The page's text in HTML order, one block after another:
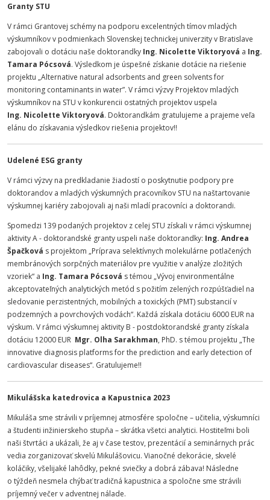
Granty STU
V rámci Grantovej schémy na podporu excelentných tímov mladých
výskumníkov v podmienkach Slovenskej technickej univerzity v Bratislave
zabojovali o dotáciu naše doktorandky Ing. Nicolette Viktoryová a Ing.
Tamara Pócsová. Výsledkom je úspešné získanie dotácie na riešenie
projektu „Alternative natural adsorbents and green solvents for
monitoring contaminants in water”. V rámci výzvy Projektov mladých
výskumníkov na STU v konkurencii ostatných projektov uspela
Ing. Nicolette Viktoryová. Doktorandkám gratulujeme a prajeme veľa
elánu do získavania výsledkov riešenia projektov!!
Udelené ESG granty
V rámci výzvy na predkladanie žiadostí o poskytnutie podpory pre
doktorandov a mladých výskumných pracovníkov STU na naštartovanie
výskumnej kariéry zabojovali aj naši mladí pracovníci a doktorandi.
Spomedzi 139 podaných projektov z celej STU získali v rámci výskumnej
aktivity A - doktorandské granty uspeli naše doktorandky: Ing. Andrea
Špačková s projektom „Príprava selektívnych molekulárne potlačených
membránových sorpčných materiálov pre využitie v analýze zložitých
vzoriek“ a Ing. Tamara Pócsová s témou „Vývoj environmentálne
akceptovateľných analytických metód s požitím zelených rozpúšťadiel na
sledovanie perzistentných, mobilných a toxických (PMT) substancií v
podzemných a povrchových vodách“. Každá získala dotáciu 6000 EUR na
výskum. V rámci výskumnej aktivity B - postdoktorandské granty získala
dotáciu 12000 EUR Mgr. Olha Sarakhman, PhD. s témou projektu „The
innovative diagnosis platforms for the prediction and early detection of
cardiovascular diseases“. Gratulujeme!!
Mikulášska katedrovica a Kapustnica 2023
Mikuláša sme strávili v príjemnej atmosfére spoločne – učitelia, výskumníci
a študenti inžinierskeho stupňa – skrátka všetci analytici. Hostiteľmi boli
naši štvrtáci a ukázali, že aj v čase testov, prezentácií a seminárnych prác
vedia zorganizovať skvelú Mikulášovicu. Vianočné dekorácie, skvelé
koláčiky, všelijaké lahôdky, pekné sviečky a dobrá zábava! Následne
o týždeň nesmela chýbať tradičná kapustnica a spoločne sme strávili
príjemný večer v adventnej nálade.